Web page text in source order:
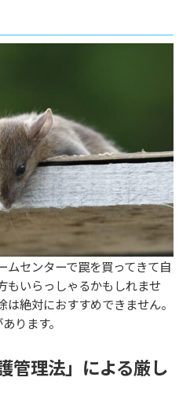
ムセンターで罠を買ってきて自
もいらっしゃるかもしれませ
絶対におすすめできません。
ります。
管理法」による厳し